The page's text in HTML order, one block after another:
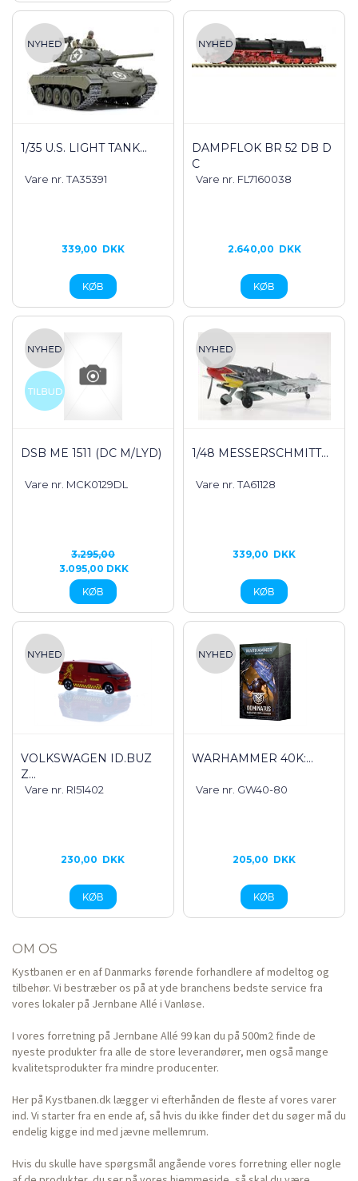
1/35 U.S. LIGHT TANK...
Vare nr. TA35391
339,00 DKK
DAMPFLOK BR 52 DB D
C
Vare nr. FL7160038
2.640,00 DKK
DSB ME 1511 (DC M/LYD)
Vare nr. MCK0129DL
3.295,00
3.095,00 DKK
1/48 MESSERSCHMITT...
Vare nr. TA61128
339,00 DKK
VOLKSWAGEN ID.BUZ
Z...
Vare nr. RI51402
230,00 DKK
WARHAMMER 40K:...
Vare nr. GW40-80
205,00 DKK
OM OS
Kystbanen er en af Danmarks førende forhandlere af modeltog og
tilbehør. Vi bestræber os på at yde branchens bedste service fra
vores lokaler på Jernbane Allé i Vanløse.
I vores forretning på Jernbane Allé 99 kan du på 500m2 finde de
nyeste produkter fra alle de store leverandører, men også mange
kvalitetsprodukter fra mindre producenter.
Her på Kystbanen.dk lægger vi efterhånden de fleste af vores varer
ind. Vi starter fra en ende af, så hvis du ikke finder det du søger må du
endelig kigge ind med jævne mellemrum.
Hvis du skulle have spørgsmål angående vores forretning eller nogle